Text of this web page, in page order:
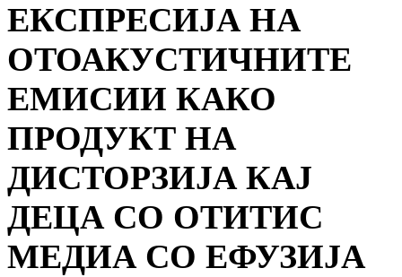
ЕКСПРЕСИЈА НА
ОТОАКУСТИЧНИТЕ
ЕМИСИИ КАКО
ПРОДУКТ НА
ДИСТОРЗИЈА КАЈ
ДЕЦА СО ОТИТИС
МЕДИА СО ЕФУЗИЈА